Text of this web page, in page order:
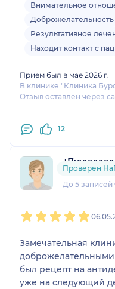
Внимательное
Доброжелательность
Результативное
Находит контакт с
Прием был в мае 2026 г.
В клинике "Клиника
Отзыв оставлен через
12
2 отзыва
До 5
Проверен
Замечательная
был рецепт на
уже на следующий